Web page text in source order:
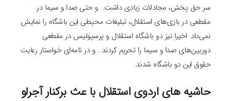
سر حق پخش، مجادلات زیادی داشت. و حتی صدا و سیما در
مقطعی در بازی‌های استقلال، تبلیغات محیطی این باشگاه را نمایش
نمی‌داد. اخیرا نیز دو باشگاه استقلال و پرسپولیس در مقطعی
دوربین‌های صدا و سیما را تحریم کردند . و در نامه‌ای خواستار رعایت
حقوق این دو باشگاه شدند.
حاشیه های اردوی استقلال با عث برکنار آجرلو